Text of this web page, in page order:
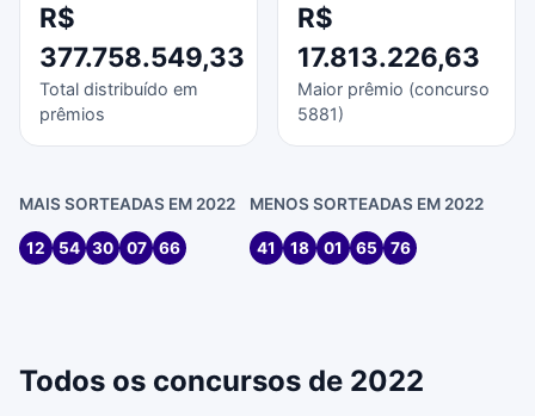
R$
377.758.549,33
Total distribuído em
prêmios
R$
17.813.226,63
Maior prêmio (concurso
5881)
MAIS SORTEADAS EM 2022
12 54 30 07 66
MENOS SORTEADAS EM 2022
41 18 01 65 76
Todos os concursos de 2022